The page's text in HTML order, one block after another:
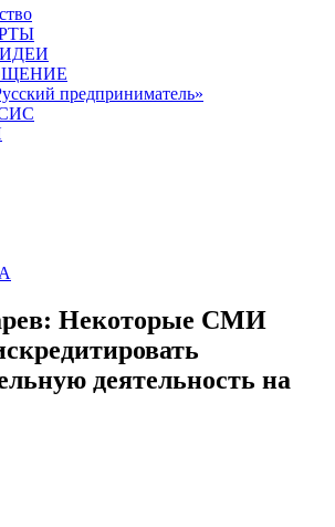
предприниматель»
Некоторые СМИ
деятельность на